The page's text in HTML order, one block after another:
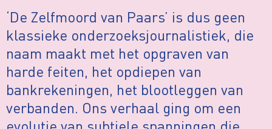
‘De Zelfmoord van Paars’ is dus geen
klassieke onderzoeksjournalistiek, die
naam maakt met het opgraven van
harde feiten, het opdiepen van
bankrekeningen, het blootleggen van
verbanden. Ons verhaal ging om een